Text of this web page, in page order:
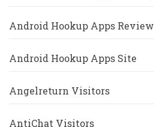
Android Hookup Apps Review
Android Hookup Apps Site
Angelreturn Visitors
AntiChat Visitors